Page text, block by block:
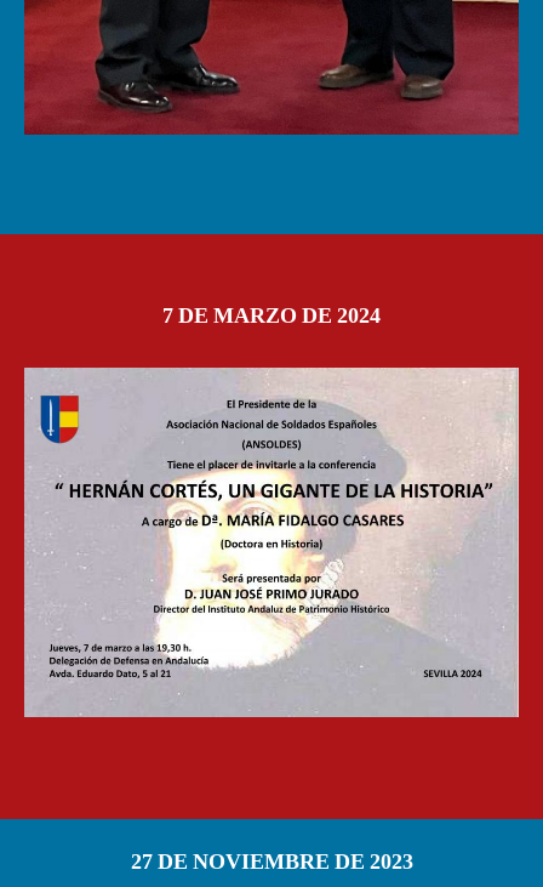
7 DE MARZO DE 2024
27 DE NOVIEMBRE DE 2023